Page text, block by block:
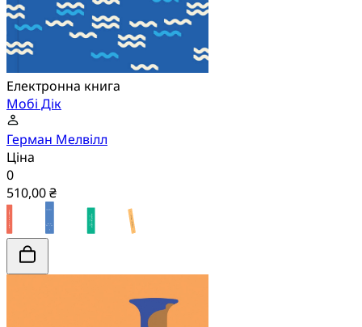
Електронна книга
Мобі Дік
Герман Мелвілл
Ціна
0
510,00 ₴